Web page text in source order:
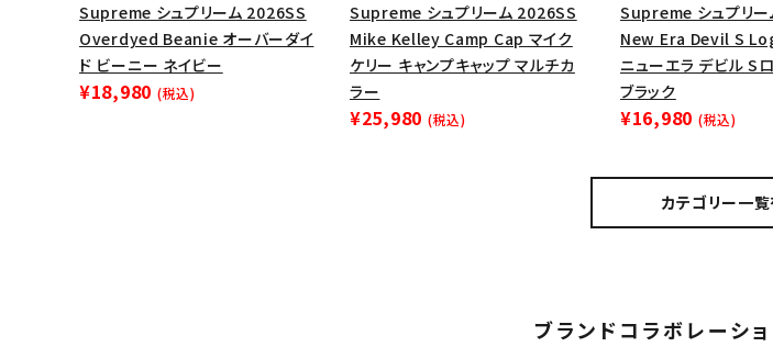
Supreme シュプリーム 2026SS
Overdyed Beanie オーバーダイ
ド ビーニー ネイビー
¥18,980 (税込)
Supreme シュプリーム 2026SS
Mike Kelley Camp Cap マイク
ケリー キャンプキャップ マルチカ
ラー
¥25,980 (税込)
Supreme シュプリ
New Era Devil S
ニューエラ デビル S
ブラック
¥16,980 (税込)
カテゴリー一
ブランドコラボレーシ